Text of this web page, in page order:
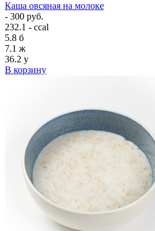
Каша овсяная на молоке
- 300 руб.
232.1 - ccal
5.8 б
7.1 ж
36.2 у
В корзину